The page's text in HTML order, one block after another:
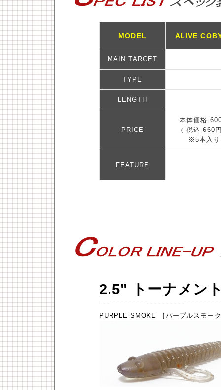
MODEL ALIVE
MAIN TARGET
TYPE
LENGTH
PRICE
本体価格
（ 税込 660
※5本入り
FEATURE
2.5" トーナメン
PURPLE SMOKE ［パープルスモー